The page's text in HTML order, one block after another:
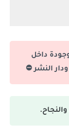
داخل
النشر ⛔